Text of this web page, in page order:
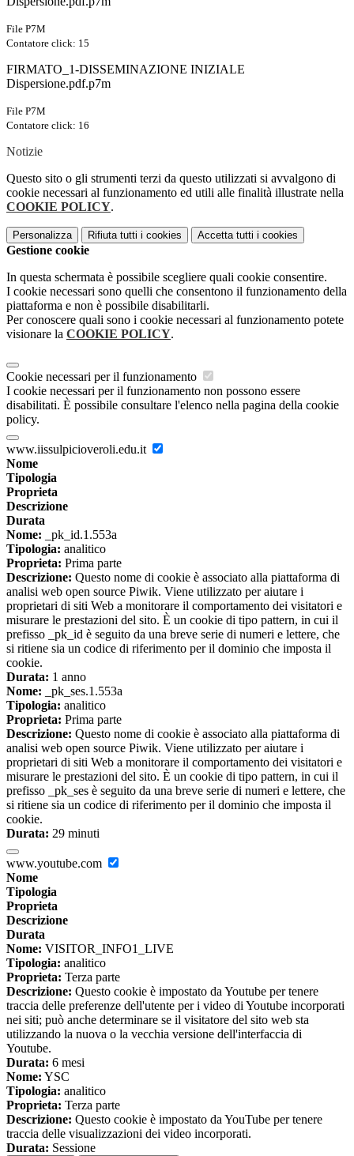
File P7M
Contatore click: 15
FIRMATO_1-DISSEMINAZIONE INIZIALE
Dispersione.pdf.p7m
File P7M
Contatore click: 16
Notizie
Questo sito o gli strumenti terzi da questo utilizzati si avvalgono di
cookie necessari al funzionamento ed utili alle finalità illustrate nella
COOKIE POLICY.
Personalizza Rifiuta tutti i cookies Accetta tutti i cookies
Gestione cookie
In questa schermata è possibile scegliere quali cookie consentire.
I cookie necessari sono quelli che consentono il funzionamento della
piattaforma e non è possibile disabilitarli.
Per conoscere quali sono i cookie necessari al funzionamento potete
visionare la COOKIE POLICY.
Cookie necessari per il funzionamento
I cookie necessari per il funzionamento non possono essere
disabilitati. È possibile consultare l'elenco nella pagina della cookie
policy.
www.iissulpicioveroli.edu.it
Nome
Tipologia
Proprieta
Descrizione
Durata
Nome: _pk_id.1.553a
Tipologia: analitico
Proprieta: Prima parte
Descrizione: Questo nome di cookie è associato alla piattaforma di
analisi web open source Piwik. Viene utilizzato per aiutare i
proprietari di siti Web a monitorare il comportamento dei visitatori e
misurare le prestazioni del sito. È un cookie di tipo pattern, in cui il
prefisso _pk_id è seguito da una breve serie di numeri e lettere, che
si ritiene sia un codice di riferimento per il dominio che imposta il
cookie.
Durata: 1 anno
Nome: _pk_ses.1.553a
Tipologia: analitico
Proprieta: Prima parte
Descrizione: Questo nome di cookie è associato alla piattaforma di
analisi web open source Piwik. Viene utilizzato per aiutare i
proprietari di siti Web a monitorare il comportamento dei visitatori e
misurare le prestazioni del sito. È un cookie di tipo pattern, in cui il
prefisso _pk_ses è seguito da una breve serie di numeri e lettere, che
si ritiene sia un codice di riferimento per il dominio che imposta il
cookie.
Durata: 29 minuti
www.youtube.com
Nome
Tipologia
Proprieta
Descrizione
Durata
Nome: VISITOR_INFO1_LIVE
Tipologia: analitico
Proprieta: Terza parte
Descrizione: Questo cookie è impostato da Youtube per tenere
traccia delle preferenze dell'utente per i video di Youtube incorporati
nei siti; può anche determinare se il visitatore del sito web sta
utilizzando la nuova o la vecchia versione dell'interfaccia di
Youtube.
Durata: 6 mesi
Nome: YSC
Tipologia: analitico
Proprieta: Terza parte
Descrizione: Questo cookie è impostato da YouTube per tenere
traccia delle visualizzazioni dei video incorporati.
Durata: Sessione